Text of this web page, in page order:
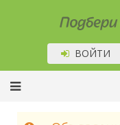
Подбери
ВОЙТИ